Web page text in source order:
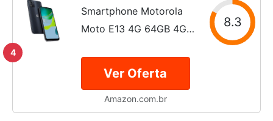
4
Smartphone Motorola
Moto E13 4G 64GB 4GB
8.3
Ver Oferta
Amazon.com.br